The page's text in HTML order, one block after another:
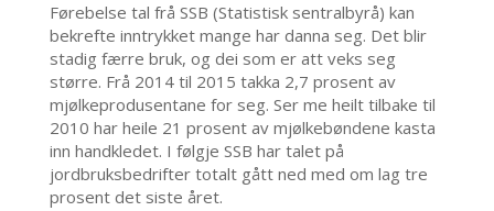
Førebelse tal frå SSB (Statistisk sentralbyrå) kan
bekrefte inntrykket mange har danna seg. Det blir
stadig færre bruk, og dei som er att veks seg
større. Frå 2014 til 2015 takka 2,7 prosent av
mjølkeprodusentane for seg. Ser me heilt tilbake til
2010 har heile 21 prosent av mjølkebøndene kasta
inn handkledet. I følgje SSB har talet på
jordbruksbedrifter totalt gått ned med om lag tre
prosent det siste året.